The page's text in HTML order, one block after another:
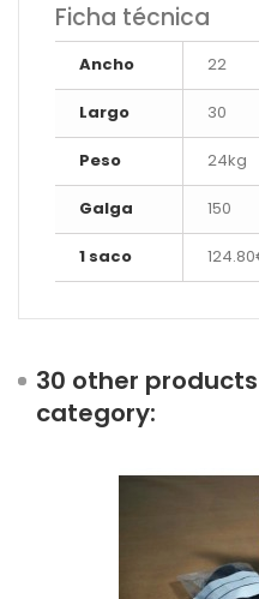
Ficha técnica
Ancho 22
Largo 30
Peso 24kg
Galga 150
1 saco
30 other
category: